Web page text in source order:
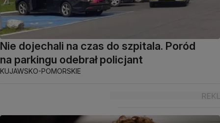
Nie dojechali na czas do szpitala. Poród
na parkingu odebrał policjant
KUJAWSKO-POMORSKIE